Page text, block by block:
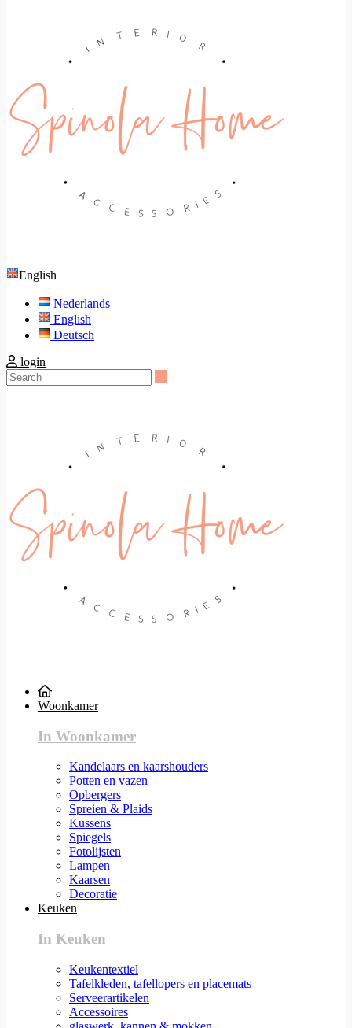
English
Nederlands
English
Deutsch
login
Woonkamer
In Woonkamer
Kandelaars en kaarshouders
Potten en vazen
Opbergers
Spreien & Plaids
Kussens
Spiegels
Fotolijsten
Lampen
Kaarsen
Decoratie
Keuken
In Keuken
Keukentextiel
Tafelkleden, tafellopers en placemats
Serveerartikelen
Accessoires